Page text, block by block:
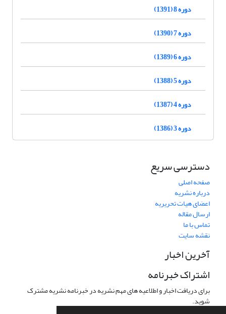
دوره 8 (1391)
دوره 7 (1390)
دوره 6 (1389)
دوره 5 (1388)
دوره 4 (1387)
دوره 3 (1386)
دسترسی سریع
صفحه اصلی
درباره نشریه
اعضای هیات تحریریه
ارسال مقاله
تماس با ما
نقشه سایت
آخرین اخبار
اشتراک خبرنامه
برای دریافت اخبار و اطلاعیه های مهم نشریه در خبرنامه نشریه مشترک
شوید.